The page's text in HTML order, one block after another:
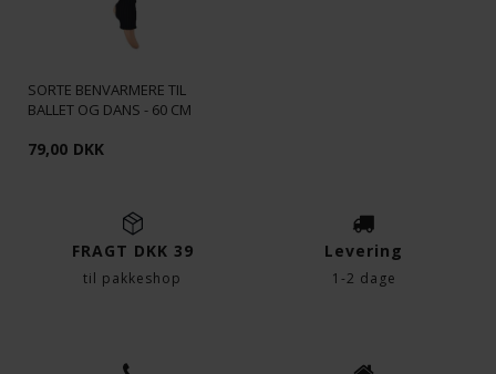
SORTE BENVARMERE TIL
BALLET OG DANS - 60 CM
79,00 DKK
FRAGT DKK 39
til pakkeshop
Levering
1-2 dage